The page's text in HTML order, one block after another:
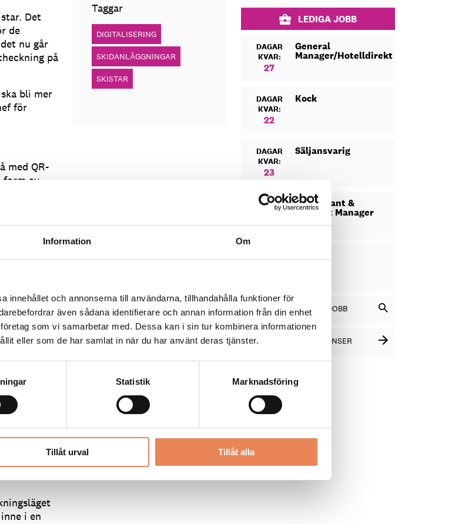
Information Om
innehållet och annonserna till användarna, tillhandahålla funktioner för
även sådana identifierare och annan information från din enhet
som vi samarbetar med. Dessa kan i sin tur kombinera informationen
eller som de har samlat in när du har använt deras tjänster.
Statistik Marknadsföring
Tillåt urval Tillåt alla
Det
de
nu går
på
bli mer
för
med QR-
form av
om en
Stefan
i
det gäller
på alla
bättre
i en
Taggar
DIGITALISERING
SKIDANLÄGGNINGAR
SKISTAR
LEDIGA JOBB
DAGAR
KVAR:
27
General
Manager/Hotelldirektör
DAGAR
KVAR:
22
Kock
DAGAR
KVAR:
23
Säljansvarig
DAGAR
KVAR:
13
Restaurant &
Banquet Manager
SÖK BLAND LEDIGA JOBB
SE FLER PLATSANNONSER